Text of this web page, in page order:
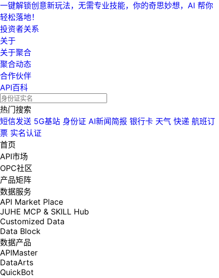
一键解锁创意新玩法，无需专业技能，你的奇思妙想，AI 帮你
轻松落地！
投资者关系
关于
关于聚合
聚合动态
合作伙伴
API百科
热门搜索
短信发送 5G基站 身份证 AI新闻简报 银行卡 天气 快递 航班订
票 实名认证
首页
API市场
OPC社区
产品矩阵
数据服务
API Market Place
JUHE MCP & SKILL Hub
Customized Data
Data Block
数据产品
APIMaster
DataArts
QuickBot